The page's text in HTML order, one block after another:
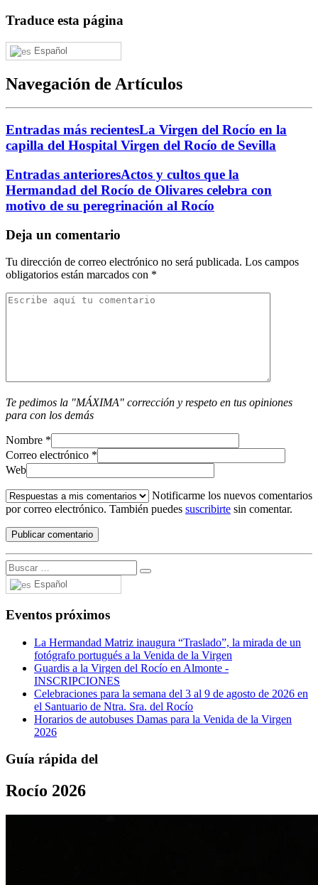
Traduce esta página
Español
Navegación de Artículos
Entradas más recientesLa Virgen del Rocío en la
capilla del Hospital Virgen del Rocío de Sevilla
Entradas anterioresActos y cultos que la
Hermandad del Rocío de Olivares celebra con
motivo de su peregrinación al Rocío
Deja un comentario
Tu dirección de correo electrónico no será publicada. Los campos
obligatorios están marcados con *
Te pedimos la "MÁXIMA" corrección y respeto en tus opiniones
para con los demás
Nombre *
Correo electrónico *
Web
Notificarme los nuevos comentarios
por correo electrónico. También puedes suscribirte sin comentar.
Español
Eventos próximos
La Hermandad Matriz inaugura “Traslado”, la mirada de un
fotógrafo portugués a la Venida de la Virgen
Guardis a la Virgen del Rocío en Almonte -
INSCRIPCIONES
Celebraciones para la semana del 3 al 9 de agosto de 2026 en
el Santuario de Ntra. Sra. del Rocío
Horarios de autobuses Damas para la Venida de la Virgen
2026
Guía rápida del
Rocío 2026